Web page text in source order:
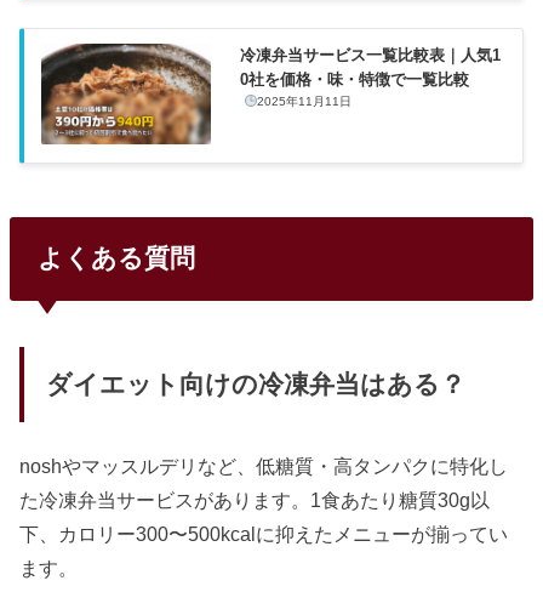
冷凍弁当サービス一覧比較表｜人気1
0社を価格・味・特徴で一覧比較
2025年11月11日
よくある質問
ダイエット向けの冷凍弁当はある？
noshやマッスルデリなど、低糖質・高タンパクに特化し
た冷凍弁当サービスがあります。1食あたり糖質30g以
下、カロリー300〜500kcalに抑えたメニューが揃ってい
ます。